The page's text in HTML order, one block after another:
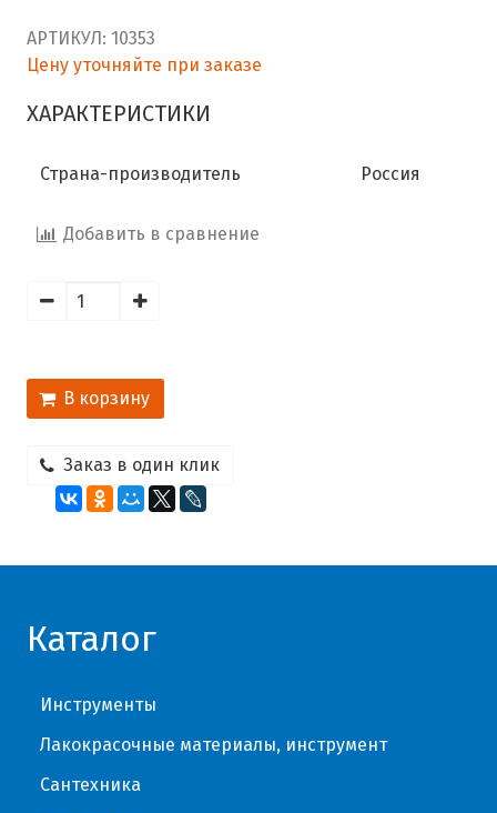
АРТИКУЛ: 10353
Цену уточняйте при заказе
ХАРАКТЕРИСТИКИ
Страна-производитель Россия
Добавить в сравнение
В корзину
Заказ в один клик
Каталог
Инструменты
Лакокрасочные материалы, инструмент
Сантехника